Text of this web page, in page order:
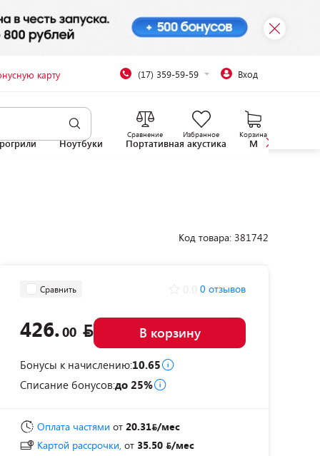
карту (17) 359-59-59 Вход
Сравнение Избранное Корзина
Ноутбуки Портативная акустика
Код товара: 381742
Сравнить 0 отзывов
426.00 В корзину
Бонусы к начислению:10.65
Списание бонусов:до 25%
Оплата частями от 20.31 /мес
Картой рассрочки, от 35.50 /мес